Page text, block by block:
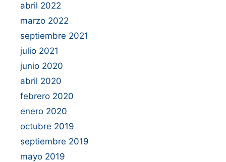
abril 2022
marzo 2022
septiembre 2021
julio 2021
junio 2020
abril 2020
febrero 2020
enero 2020
octubre 2019
septiembre 2019
mayo 2019